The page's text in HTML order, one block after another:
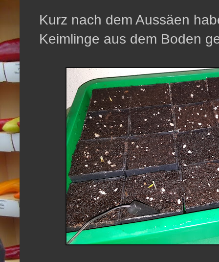
Kurz nach dem Aussäen
Keimlinge aus dem Boden